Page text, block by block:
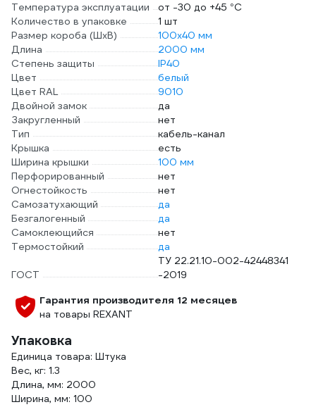
Температура эксплуатации
от -30 до +45 °С
Количество в упаковке
1 шт
Размер короба (ШхВ)
100х40 мм
Длина
2000 мм
Степень защиты
IP40
Цвет
белый
Цвет RAL
9010
Двойной замок
да
Закругленный
нет
Тип
кабель-канал
Крышка
есть
Ширина крышки
100 мм
Перфорированный
нет
Огнестойкость
нет
Самозатухающий
да
Безгалогенный
да
Самоклеющийся
нет
Термостойкий
да
ГОСТ
ТУ 22.21.10-002-42448341
-2019
Гарантия производителя 12 месяцев
на товары REXANT
Упаковка
Единица товара: Штука
Вес, кг: 1.3
Длина, мм: 2000
Ширина, мм: 100